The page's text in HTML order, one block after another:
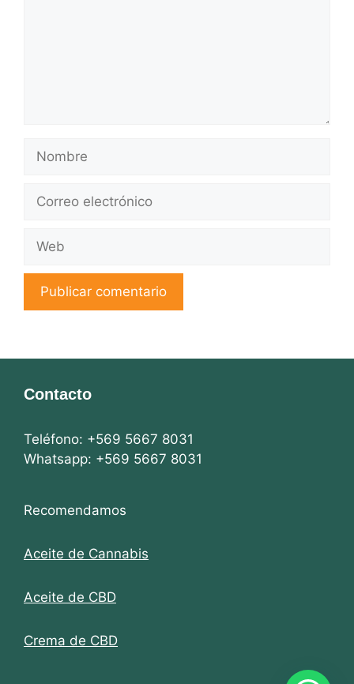
Nombre
Correo
Web
Contacto
Teléfono: +569 5667 8031
Whatsapp: +569 5667 8031
Recomendamos
Aceite de Cannabis
Aceite de CBD
Crema de CBD